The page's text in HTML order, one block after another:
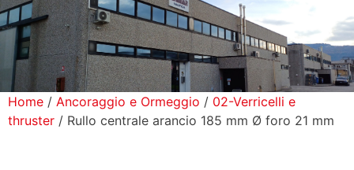
Prodotti
Home / Ancoraggio e Ormeggio / 02-Verricelli e
thruster / Rullo centrale arancio 185 mm Ø foro 21 mm